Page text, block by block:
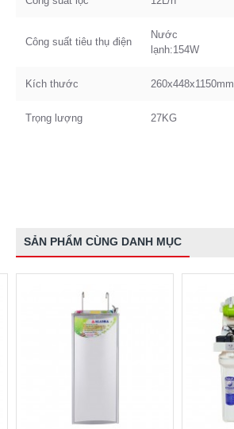
Công suất tiêu thụ điện
Nước
lạnh:154W
Kích thước 260x448x1150mm
Trọng lượng 27KG
SẢN PHẨM CÙNG DANH MỤC